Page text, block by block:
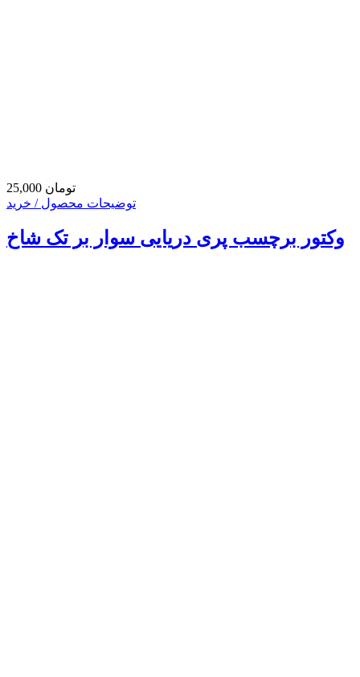
25,000 تومان
توضیحات محصول / خرید
وکتور برچسب پری دریایی سوار بر تک شاخ